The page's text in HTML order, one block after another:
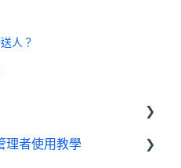
人？
理者使用教學